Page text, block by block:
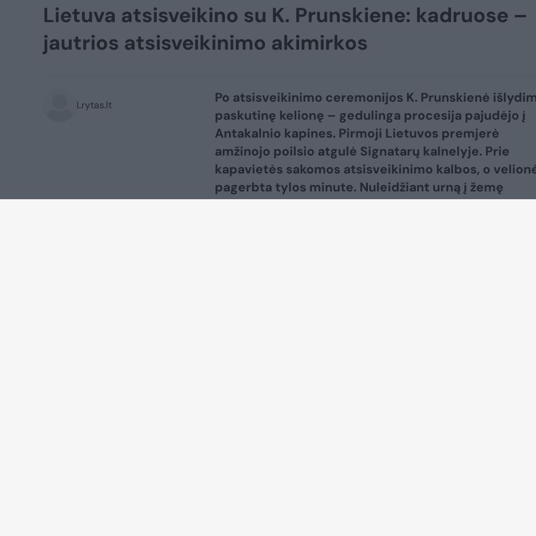
Lietuva atsisveikino su K. Prunskiene: kadruose –
jautrios atsisveikinimo akimirkos
Lrytas.lt
Po atsisveikinimo ceremonijos K. Prunskienė
paskutinę kelionę – gedulinga procesija pajudėjo į
Antakalnio kapines. Pirmoji Lietuvos premjerė
amžinojo poilsio atgulė Signatarų kalnelyje. Prie
kapavietės sakomos atsisveikinimo kalbos, o
pagerbta tylos minute. Nuleidžiant urną į žemę